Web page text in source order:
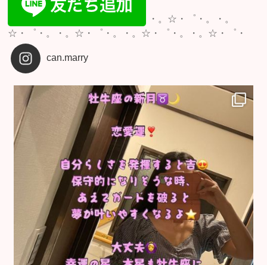
・。☆・゜・。・。
☆・゜・。・。☆・゜・。・。☆・゜・。・。☆・゜・
can.marry